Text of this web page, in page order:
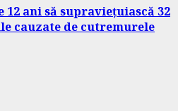
ani să supraviețuiască 32
cauzate de cutremurele